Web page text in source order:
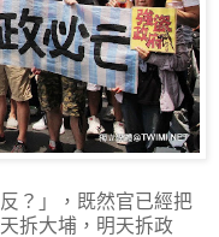
？」，既然官已經把
拆大埔，明天拆政